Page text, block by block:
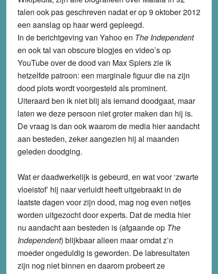
talen ook pas geschreven nadat er op 9 oktober 2012
een aanslag op haar werd gepleegd.
In de berichtgeving van Yahoo en The Independent
en ook tal van obscure blogjes en video’s op
YouTube over de dood van Max Spiers zie ik
hetzelfde patroon: een marginale figuur die na zijn
dood plots wordt voorgesteld als prominent.
Uiteraard ben ik niet blij als iemand doodgaat, maar
laten we deze persoon niet groter maken dan hij is.
De vraag is dan ook waarom de media hier aandacht
aan besteden, zeker aangezien hij al maanden
geleden doodging.
Wat er daadwerkelijk is gebeurd, en wat voor ‘zwarte
vloeistof’ hij naar verluidt heeft uitgebraakt in de
laatste dagen voor zijn dood, mag nog even netjes
worden uitgezocht door experts. Dat de media hier
nu aandacht aan besteden is (afgaande op The
Independent) blijkbaar alleen maar omdat z’n
moeder ongeduldig is geworden. De labresultaten
zijn nog niet binnen en daarom probeert ze